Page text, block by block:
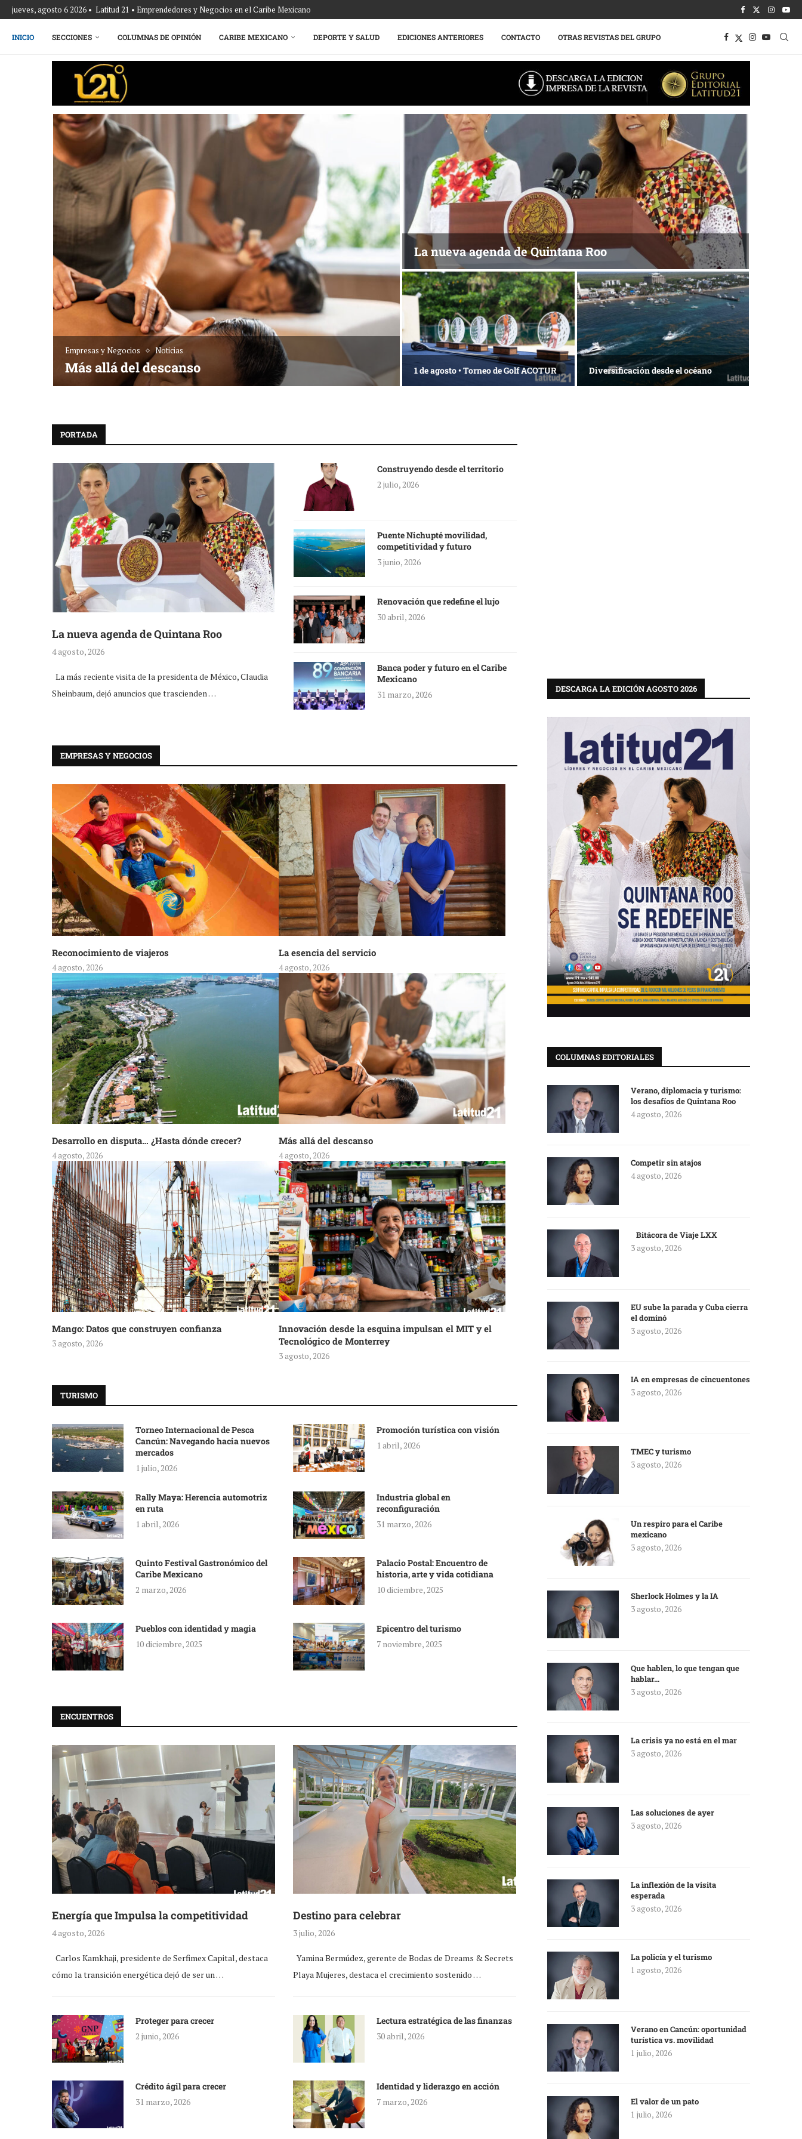
jueves, agosto 6 2026 • Latitud 21 • Emprendedores y Negocios en el Caribe Mexicano
INICIO SECCIONES COLUMNAS DE OPINIÓN CARIBE MEXICANO DEPORTE Y SALUD EDICIONES ANTERIORES CONTACTO OTRAS REVISTAS DEL GRUPO
Empresas y Negocios Noticias
Más allá del descanso
La nueva agenda de Quintana Roo
1 de agosto • Torneo de Golf ACOTUR Diversificación desde el océano
PORTADA
La nueva agenda de Quintana Roo
4 agosto, 2026
La más reciente visita de la presidenta de México, Claudia
Sheinbaum, dejó anuncios que trascienden …
Construyendo desde el territorio
2 julio, 2026
Puente Nichupté movilidad,
competitividad y futuro
3 junio, 2026
Renovación que redefine el lujo
30 abril, 2026
Banca poder y futuro en el Caribe
Mexicano
31 marzo, 2026
EMPRESAS Y NEGOCIOS
Reconocimiento de viajeros
4 agosto, 2026
La esencia del servicio
4 agosto, 2026
Desarrollo en disputa… ¿Hasta dónde crecer?
4 agosto, 2026
Más allá del descanso
4 agosto, 2026
Mango: Datos que construyen confianza
3 agosto, 2026
Innovación desde la esquina impulsan el MIT y el
Tecnológico de Monterrey
3 agosto, 2026
TURISMO
Torneo Internacional de Pesca
Cancún: Navegando hacia nuevos
mercados
1 julio, 2026
Promoción turística con visión
1 abril, 2026
Rally Maya: Herencia automotriz
en ruta
1 abril, 2026
Industria global en
reconfiguración
31 marzo, 2026
Quinto Festival Gastronómico del
Caribe Mexicano
2 marzo, 2026
Palacio Postal: Encuentro de
historia, arte y vida cotidiana
10 diciembre, 2025
Pueblos con identidad y magia
10 diciembre, 2025
Epicentro del turismo
7 noviembre, 2025
ENCUENTROS
Energía que Impulsa la competitividad
4 agosto, 2026
Carlos Kamkhaji, presidente de Serfimex Capital, destaca
cómo la transición energética dejó de ser un …
Destino para celebrar
3 julio, 2026
Yamina Bermúdez, gerente de Bodas de Dreams & Secrets
Playa Mujeres, destaca el crecimiento sostenido …
Proteger para crecer
2 junio, 2026
Lectura estratégica de las finanzas
30 abril, 2026
Crédito ágil para crecer
31 marzo, 2026
Identidad y liderazgo en acción
7 marzo, 2026
DESCARGA LA EDICIÓN AGOSTO 2026
COLUMNAS EDITORIALES
Verano, diplomacia y turismo:
los desafíos de Quintana Roo
4 agosto, 2026
Competir sin atajos
4 agosto, 2026
Bitácora de Viaje LXX
3 agosto, 2026
EU sube la parada y Cuba cierra
el dominó
3 agosto, 2026
IA en empresas de cincuentones
3 agosto, 2026
TMEC y turismo
3 agosto, 2026
Un respiro para el Caribe
mexicano
3 agosto, 2026
Sherlock Holmes y la IA
3 agosto, 2026
Que hablen, lo que tengan que
hablar…
3 agosto, 2026
La crisis ya no está en el mar
3 agosto, 2026
Las soluciones de ayer
3 agosto, 2026
La inflexión de la visita
esperada
3 agosto, 2026
La policía y el turismo
1 agosto, 2026
Verano en Cancún: oportunidad
turística vs. movilidad
1 julio, 2026
El valor de un pato
1 julio, 2026